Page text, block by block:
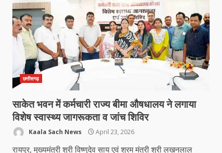
छत्तीसगढ़
साकेत भवन में कर्मचारी राज्य बीमा औषधालय ने लगाया
विशेष स्वास्थ्य जागरूकता व जांच शिविर
Kaala Sach News April 23, 2026
रायपुर, मुख्यमंत्री श्री विष्णुदेव साय एवं श्रम मंत्री श्री लखनलाल